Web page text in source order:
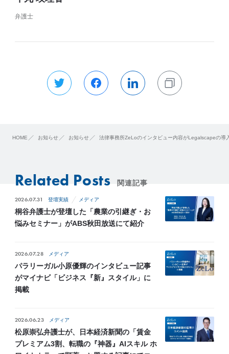
弁護士
HOME お知らせ お知らせ 法律事務所ZeLoのインタビュー内容がLegalscapeの導
Related Posts 関連記事
2026.07.31 登壇実績 メディア
桐谷弁護士が登壇した「農業の引継ぎ・お
悩みセミナー」がABS秋田放送にて紹介
2026.07.28 メディア
パラリーガル小原優輝のインタビュー記事
がマイナビ「ビジネス『新』スタイル」に
掲載
2026.06.23 メディア
松原崇弘弁護士が、日本経済新聞の「賃金
プレミアム3割、転職の『神器』AIスキル ホ